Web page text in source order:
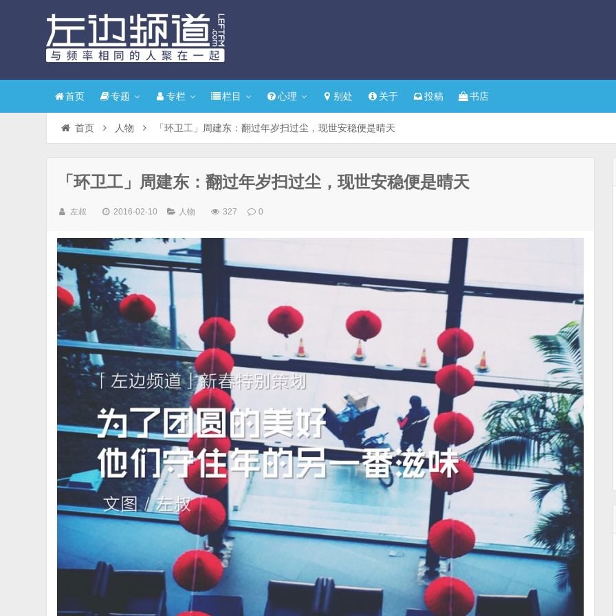
首页 专题 专栏 栏目 心理 别处 关于 投稿 书店
首页 人物 「环卫工」周建东：翻过年岁扫过尘，现世安稳便是晴天
「环卫工」周建东：翻过年岁扫过尘，现世安稳便是晴天
左叔 2016-02-10 人物 327 0